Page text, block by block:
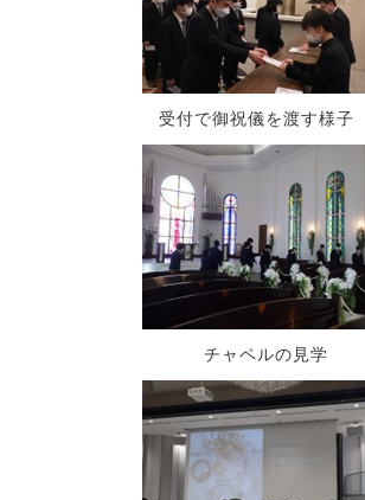
受付で御祝儀を渡す様子
チャペルの見学